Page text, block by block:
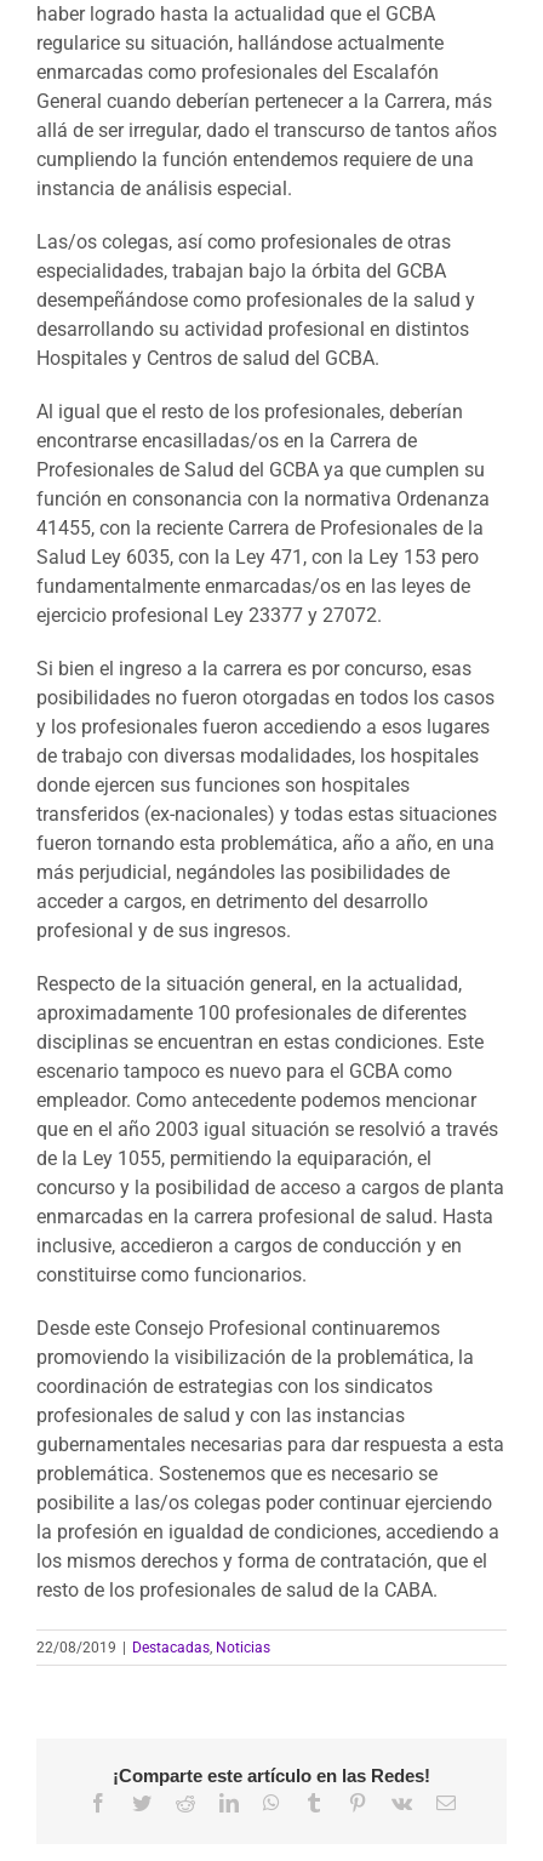
haber logrado hasta la actualidad que el GCBA
regularice su situación, hallándose actualmente
enmarcadas como profesionales del Escalafón
General cuando deberían pertenecer a la Carrera, más
allá de ser irregular, dado el transcurso de tantos años
cumpliendo la función entendemos requiere de una
instancia de análisis especial.
Las/os colegas, así como profesionales de otras
especialidades, trabajan bajo la órbita del GCBA
desempeñándose como profesionales de la salud y
desarrollando su actividad profesional en distintos
Hospitales y Centros de salud del GCBA.
Al igual que el resto de los profesionales, deberían
encontrarse encasilladas/os en la Carrera de
Profesionales de Salud del GCBA ya que cumplen su
función en consonancia con la normativa Ordenanza
41455, con la reciente Carrera de Profesionales de la
Salud Ley 6035, con la Ley 471, con la Ley 153 pero
fundamentalmente enmarcadas/os en las leyes de
ejercicio profesional Ley 23377 y 27072.
Si bien el ingreso a la carrera es por concurso, esas
posibilidades no fueron otorgadas en todos los casos
y los profesionales fueron accediendo a esos lugares
de trabajo con diversas modalidades, los hospitales
donde ejercen sus funciones son hospitales
transferidos (ex-nacionales) y todas estas situaciones
fueron tornando esta problemática, año a año, en una
más perjudicial, negándoles las posibilidades de
acceder a cargos, en detrimento del desarrollo
profesional y de sus ingresos.
Respecto de la situación general, en la actualidad,
aproximadamente 100 profesionales de diferentes
disciplinas se encuentran en estas condiciones. Este
escenario tampoco es nuevo para el GCBA como
empleador. Como antecedente podemos mencionar
que en el año 2003 igual situación se resolvió a través
de la Ley 1055, permitiendo la equiparación, el
concurso y la posibilidad de acceso a cargos de planta
enmarcadas en la carrera profesional de salud. Hasta
inclusive, accedieron a cargos de conducción y en
constituirse como funcionarios.
Desde este Consejo Profesional continuaremos
promoviendo la visibilización de la problemática, la
coordinación de estrategias con los sindicatos
profesionales de salud y con las instancias
gubernamentales necesarias para dar respuesta a esta
problemática. Sostenemos que es necesario se
posibilite a las/os colegas poder continuar ejerciendo
la profesión en igualdad de condiciones, accediendo a
los mismos derechos y forma de contratación, que el
resto de los profesionales de salud de la CABA.
22/08/2019 | Destacadas Noticias
¡Comparte este artículo en las Redes!
Facebook
TwitterRedditLinkedInWhatsApp
Tumblr Pinterest
Vk
Correo